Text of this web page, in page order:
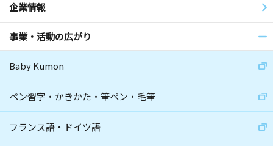
企業情報
事業・活動の広がり
Baby Kumon
ペン習字・かきかた・筆ペン・毛筆
フランス語・ドイツ語